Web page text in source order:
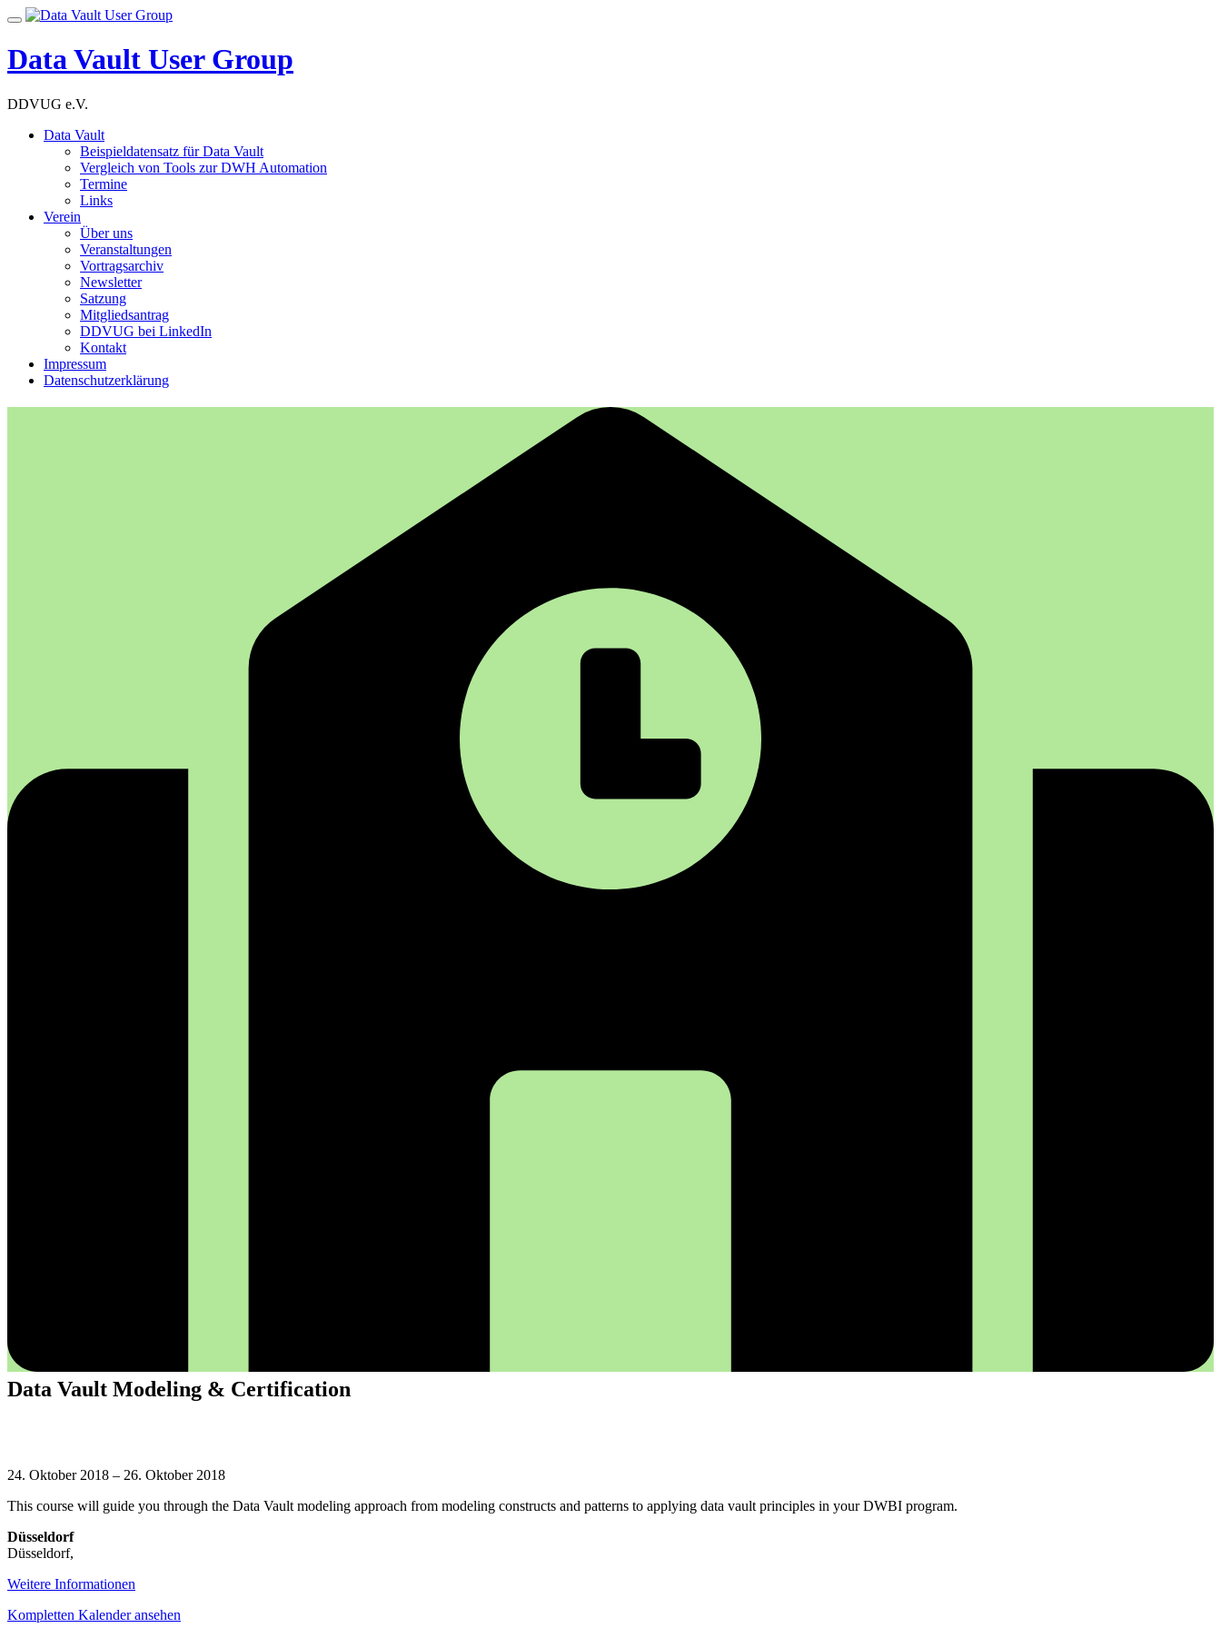
Skip
content
Toggle
Data Vault User Group
DDVUG e.V.
Data Vault
Beispieldatensatz für Data Vault
Vergleich von Tools zur DWH Automation
Termine
Links
Verein
Über uns
Veranstaltungen
Vortragsarchiv
Newsletter
Satzung
Mitgliedsantrag
DDVUG bei LinkedIn
Kontakt
Impressum
Datenschutzerklärung
Data Vault Modeling & Certification
Vault
&
24. Oktober 2018 – 26. Oktober 2018
This course will guide you through the Data Vault modeling approach from modeling constructs and patterns to applying data vault principles in your DWBI program.
Düsseldorf
Düsseldorf,
Weitere Informationen
Kompletten Kalender ansehen